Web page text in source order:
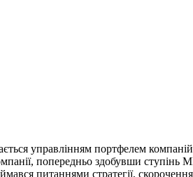
управлінням портфелем компаній
попередньо здобувши ступінь
питаннями стратегії, скорочення